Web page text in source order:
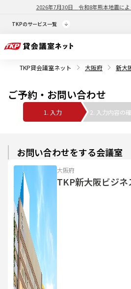
2026年7月30日 令和8年熊本地震に
TKPのサービス一覧
TKP貸会議室ネット
大阪府 新大
ご予約・お問い合わせ
1. 入力 2. 入力内容の
お問い合わせをする会議室
大阪府
TKP新大阪ビジネ